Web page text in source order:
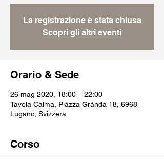
La registrazione è stata chiusa
Scopri gli altri eventi
Orario & Sede
26 mag 2020, 18:00 – 22:00
Tavola Calma, Piázza Gránda 18, 6968
Lugano, Svizzera
Corso